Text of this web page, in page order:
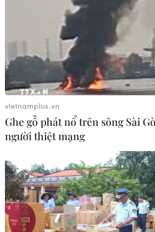
Liên hoan Phim Châu Á lần thứ 4 báo
hiệu nhiều đột phá cho điện ảnh Việt
Nam
Xem thêm
CƠ QUAN CHỦ QUẢN: THÔNG TẤN XÃ VIỆT NAM
Tổng Biên tập: TRẦN TIẾN DUẨN
Phó Tổng Biên tập: NGUYỄN THỊ TÁM,
THỦY
vietnamplus.vn
Ghe gỗ phát nổ trên sông Sài
người thiệt mạng